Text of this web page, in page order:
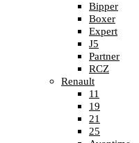
Bipper
Boxer
Expert
J5
Partner
RCZ
Renault
11
19
21
25